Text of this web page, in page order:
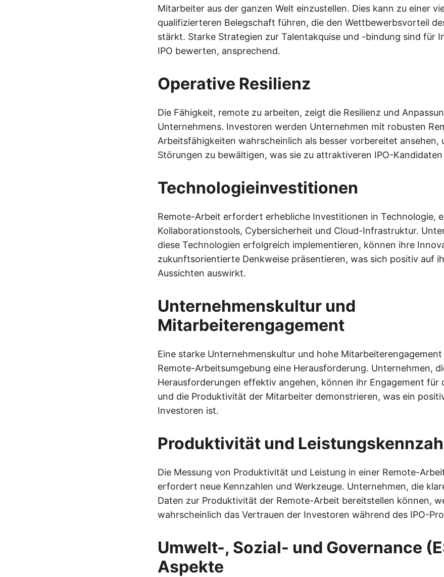
Mitarbeiter aus der ganzen Welt einzustellen. Dies kann zu einer
qualifizierteren Belegschaft führen, die den Wettbewerbsvorteil
stärkt. Starke Strategien zur Talentakquise und -bindung sind für
IPO bewerten, ansprechend.
Operative Resilienz
Die Fähigkeit, remote zu arbeiten, zeigt die Resilienz und
Unternehmens. Investoren werden Unternehmen mit robusten
Arbeitsfähigkeiten wahrscheinlich als besser vorbereitet ansehen,
Störungen zu bewältigen, was sie zu attraktiveren IPO-
Technologieinvestitionen
Remote-Arbeit erfordert erhebliche Investitionen in Technologie,
Kollaborationstools, Cybersicherheit und Cloud-Infrastruktur.
diese Technologien erfolgreich implementieren, können ihre
zukunftsorientierte Denkweise präsentieren, was sich positiv auf
Aussichten auswirkt.
Unternehmenskultur und
Mitarbeiterengagement
Eine starke Unternehmenskultur und hohe
Remote-Arbeitsumgebung eine Herausforderung. Unternehmen,
Herausforderungen effektiv angehen, können ihr Engagement für
und die Produktivität der Mitarbeiter demonstrieren, was ein
Investoren ist.
Produktivität und
Die Messung von Produktivität und Leistung in einer Remote-
erfordert neue Kennzahlen und Werkzeuge. Unternehmen, die
Daten zur Produktivität der Remote-Arbeit bereitstellen können,
wahrscheinlich das Vertrauen der Investoren während des IPO-
Umwelt-, Sozial- und Governance
Aspekte